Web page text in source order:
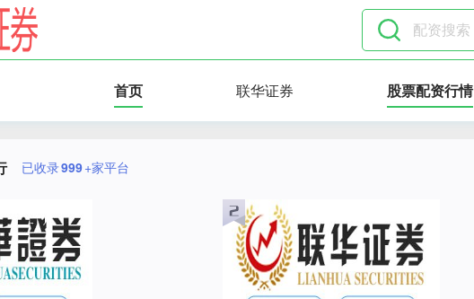
首页 联华证券 股票配资行情
已收录999+家平台